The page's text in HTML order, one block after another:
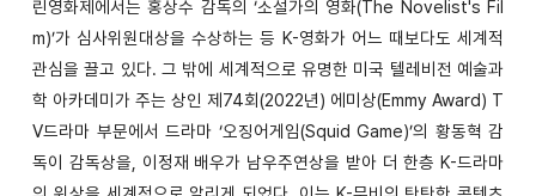
린영화제에서는 홍상수 감독의 ‘소설가의 영화(The Novelist's Fil
m)’가 심사위원대상을 수상하는 등 K-영화가 어느 때보다도 세계적
관심을 끌고 있다. 그 밖에 세계적으로 유명한 미국 텔레비전 예술과
학 아카데미가 주는 상인 제74회(2022년) 에미상(Emmy Award) T
V드라마 부문에서 드라마 ‘오징어게임(Squid Game)’의 황동혁 감
독이 감독상을, 이정재 배우가 남우주연상을 받아 더 한층 K-드라마